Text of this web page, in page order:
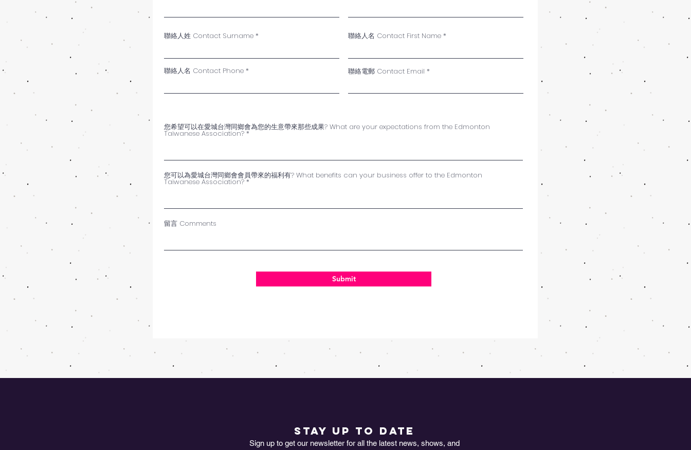
聯絡人姓 Contact Surname 聯絡人名 Contact First Name
聯絡人名 Contact Phone 聯絡電郵 Contact Email
您希望可以在愛城台灣同鄉會為您的生意帶來那些成果? What are your expectations from the Edmonton
Taiwanese Association?
您可以為愛城台灣同鄉會會員帶來的福利有? What benefits can your business offer to the Edmonton
Taiwanese Association?
留言 Comments
Submit
STAY UP TO DATE
Sign up to get our newsletter for all the latest news, shows, and